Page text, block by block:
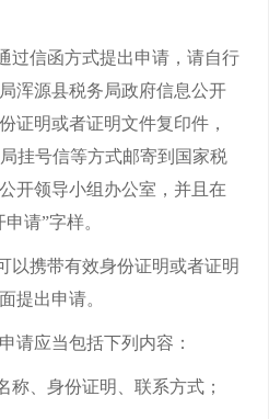
过信函方式提出申请，请自行
浑源县税务局政府信息公开
证明或者证明文件复印件，
挂号信等方式邮寄到国家税
开领导小组办公室，并且在
请”字样。
以携带有效身份证明或者证明
提出申请。
请应当包括下列内容：
称、身份证明、联系方式；